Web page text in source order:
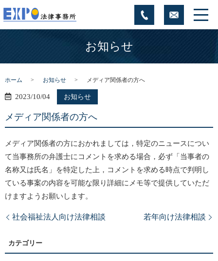
お知らせ
ホーム お知らせ メディア関係者の方へ
2023/10/04 お知らせ
メディア関係者の方へ
メディア関係者の方におかれましては，特定のニュースについ
て当事務所の弁護士にコメントを求める場合，必ず「当事者の
名称又は氏名」を特定した上，コメントを求める時点で判明し
ている事案の内容を可能な限り詳細にメモ等で提供していただ
けますようお願いします。
社会福祉法人向け法律相談 若年向け法律相談